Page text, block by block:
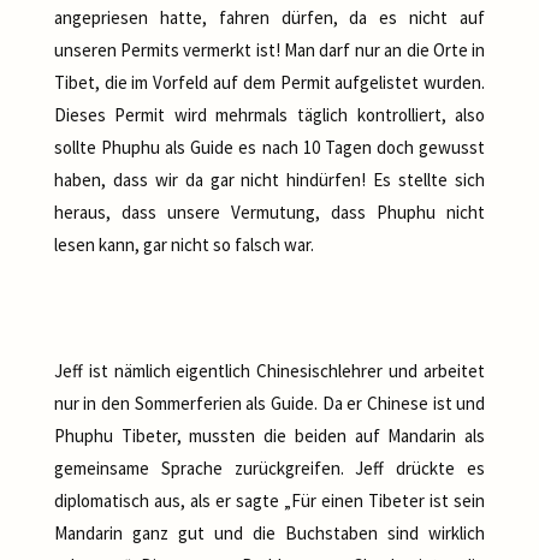
angepriesen hatte, fahren dürfen, da es nicht auf
unseren Permits vermerkt ist! Man darf nur an die Orte in
Tibet, die im Vorfeld auf dem Permit aufgelistet wurden.
Dieses Permit wird mehrmals täglich kontrolliert, also
sollte Phuphu als Guide es nach 10 Tagen doch gewusst
haben, dass wir da gar nicht hindürfen! Es stellte sich
heraus, dass unsere Vermutung, dass Phuphu nicht
lesen kann, gar nicht so falsch war.
Jeff ist nämlich eigentlich Chinesischlehrer und arbeitet
nur in den Sommerferien als Guide. Da er Chinese ist und
Phuphu Tibeter, mussten die beiden auf Mandarin als
gemeinsame Sprache zurückgreifen. Jeff drückte es
diplomatisch aus, als er sagte „Für einen Tibeter ist sein
Mandarin ganz gut und die Buchstaben sind wirklich